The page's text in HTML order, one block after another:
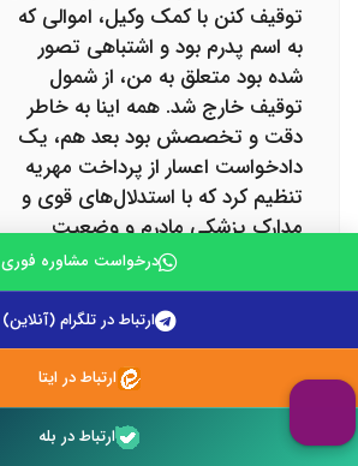
توقیف کنن با کمک وکیل، اموالی که
به اسم پدرم بود و اشتباهی تصور
شده بود متعلق به من، از شمول
توقیف خارج شد. همه اینا به خاطر
دقت و تخصصش بود بعد هم، یک
دادخواست اعسار از پرداخت مهریه
تنظیم کرد که با استدلال‌های قوی و
مدارک پزشکی مادرم و وضعیت
درآمدی‌ام، تونست قاضی رو قانع کنه
که مهریه باید قسط‌بندی بشه در
نهایت، با حضور همون وکیل خبره در
جلسه دادگاه خانواده قائم‌شهر،
تونستیم رأیی بگیریم که طبق اون،
فقط موظف به پرداخت ماهانه یک
مقدار مشخصی از سکه‌ها بودم. هم
درخواست مشاوره فوری
ارتباط در تلگرام (آنلاین)
ارتباط در ایتا
ارتباط در بله